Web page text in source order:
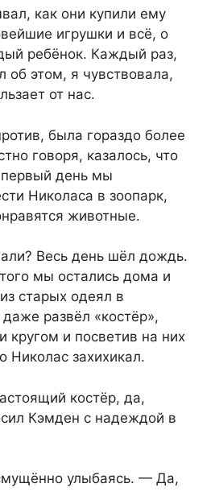
как они купили ему
игрушки и всё, о
ребёнок. Каждый раз,
об этом, я чувствовала,
от нас.
была гораздо более
говоря, казалось, что
день мы
Николаса в зоопарк,
животные.
Весь день шёл дождь.
мы остались дома и
старых одеял в
развёл «костёр»,
кругом и посветив на них
Николас захихикал.
костёр, да,
Кэмден с надеждой в
улыбаясь. — Да,